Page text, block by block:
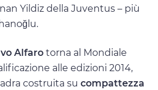
Yildiz della Juventus – più
Alfaro torna al Mondiale
alle edizioni 2014,
costruita su compattezza